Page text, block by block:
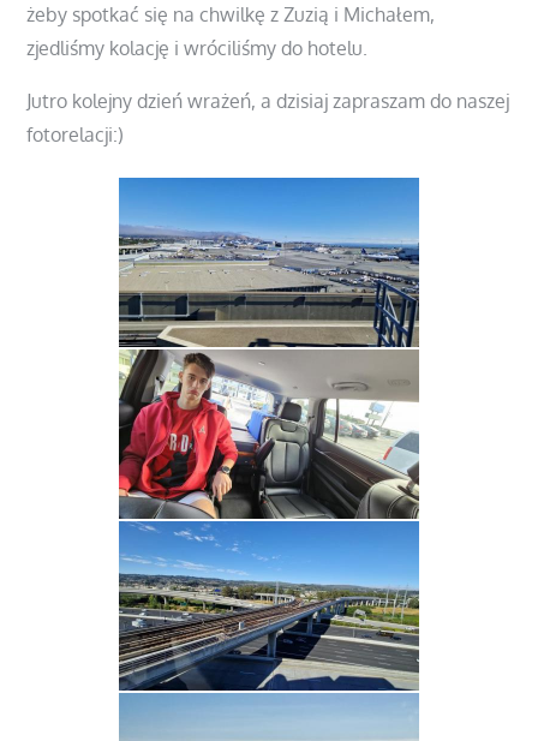
żeby spotkać się na chwilkę z Zuzią i Michałem,
zjedliśmy kolację i wróciliśmy do hotelu.
Jutro kolejny dzień wrażeń, a dzisiaj zapraszam do naszej
fotorelacji:)